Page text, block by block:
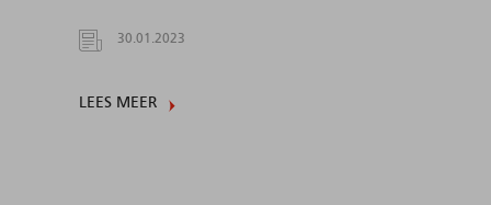
30.01.2023
LEES MEER